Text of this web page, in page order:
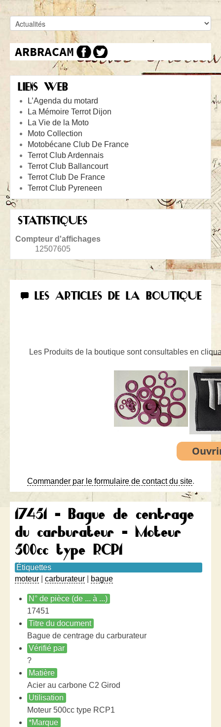
LIENS WEB
L’Agenda du motard
La Mémoire Terrot Dijon
La Vie de la Moto
Moto Collection
Motobécane Club De France
Terrot Club Ardennais
Terrot Club Ballancourt
Terrot Club De France
Terrot Club Pyreneen
STATISTIQUES
Compteur d'affichages
12507605
LES ARTICLES DE LA BOUTIQUE
Les Produits de la boutique sont consultables en
Commander par le formulaire de contact du site.
17451 - Bague de centrage
du carburateur - Moteur
500cc type RCP1
Étiquettes
moteur
carburateur bague
N° de pièce (de ... à ...)
17451
Titre du document
Bague de centrage du carburateur
Vérifié par
?
Matière
Acier au carbone C2 Girod
Utilisation
Moteur 500cc type RCP1
*Marque